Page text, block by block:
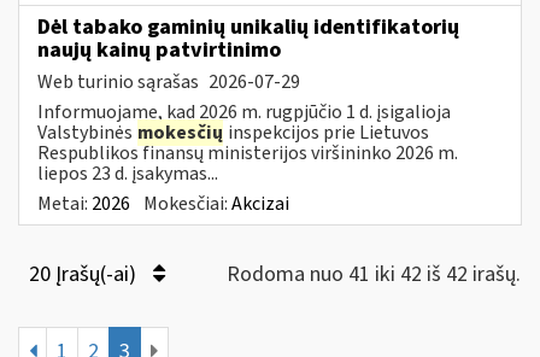
Dėl tabako gaminių unikalių identifikatorių
naujų kainų patvirtinimo
Web turinio sąrašas 2026-07-29
Informuojame, kad 2026 m. rugpjūčio 1 d. įsigalioja
Valstybinės mokesčių inspekcijos prie Lietuvos
Respublikos finansų ministerijos viršininko 2026 m.
liepos 23 d. įsakymas...
Metai: 2026 Mokesčiai:Akcizai
20 Įrašų(-ai) Rodoma nuo 41 iki 42 iš 42 irašų.
1 2 3